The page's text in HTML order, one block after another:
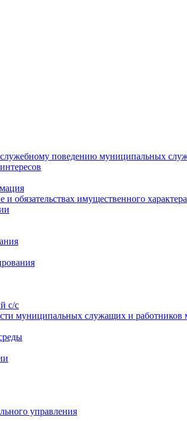
поведению муниципальных
обязательствах имущественного характера
с/с
муниципальных служащих и работников
управления